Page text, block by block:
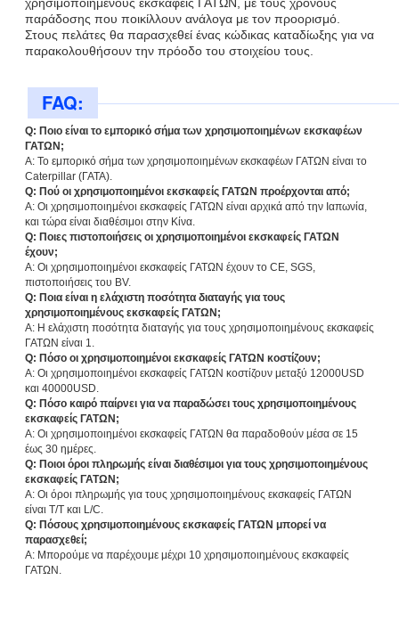
χρησιμοποιημένους εκσκαφείς ΓΑΤΩΝ, με τους χρόνους
παράδοσης που ποικίλλουν ανάλογα με τον προορισμό.
Στους πελάτες θα παρασχεθεί ένας κώδικας καταδίωξης για να
παρακολουθήσουν την πρόοδο του στοιχείου τους.
FAQ:
Q: Ποιο είναι το εμπορικό σήμα των χρησιμοποιημένων εκσκαφέων
ΓΑΤΩΝ;
Α: Το εμπορικό σήμα των χρησιμοποιημένων εκσκαφέων ΓΑΤΩΝ είναι το
Caterpillar (ΓΑΤΑ).
Q: Πού οι χρησιμοποιημένοι εκσκαφείς ΓΑΤΩΝ προέρχονται από;
Α: Οι χρησιμοποιημένοι εκσκαφείς ΓΑΤΩΝ είναι αρχικά από την Ιαπωνία,
και τώρα είναι διαθέσιμοι στην Κίνα.
Q: Ποιες πιστοποιήσεις οι χρησιμοποιημένοι εκσκαφείς ΓΑΤΩΝ
έχουν;
Α: Οι χρησιμοποιημένοι εκσκαφείς ΓΑΤΩΝ έχουν το CE, SGS,
πιστοποιήσεις του BV.
Q: Ποια είναι η ελάχιστη ποσότητα διαταγής για τους
χρησιμοποιημένους εκσκαφείς ΓΑΤΩΝ;
Α: Η ελάχιστη ποσότητα διαταγής για τους χρησιμοποιημένους εκσκαφείς
ΓΑΤΩΝ είναι 1.
Q: Πόσο οι χρησιμοποιημένοι εκσκαφείς ΓΑΤΩΝ κοστίζουν;
Α: Οι χρησιμοποιημένοι εκσκαφείς ΓΑΤΩΝ κοστίζουν μεταξύ 12000USD
και 40000USD.
Q: Πόσο καιρό παίρνει για να παραδώσει τους χρησιμοποιημένους
εκσκαφείς ΓΑΤΩΝ;
Α: Οι χρησιμοποιημένοι εκσκαφείς ΓΑΤΩΝ θα παραδοθούν μέσα σε 15
έως 30 ημέρες.
Q: Ποιοι όροι πληρωμής είναι διαθέσιμοι για τους χρησιμοποιημένους
εκσκαφείς ΓΑΤΩΝ;
Α: Οι όροι πληρωμής για τους χρησιμοποιημένους εκσκαφείς ΓΑΤΩΝ
είναι T/T και L/C.
Q: Πόσους χρησιμοποιημένους εκσκαφείς ΓΑΤΩΝ μπορεί να
παρασχεθεί;
Α: Μπορούμε να παρέχουμε μέχρι 10 χρησιμοποιημένους εκσκαφείς
ΓΑΤΩΝ.